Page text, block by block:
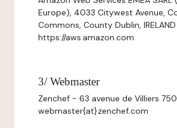
Europe), 4033 Citywest Avenue,
Commons, County Dublin, IRELAND
https://aws.amazon.com
3/ Webmaster
Zenchef - 63 avenue de Villiers
webmaster{at}zenchef.com